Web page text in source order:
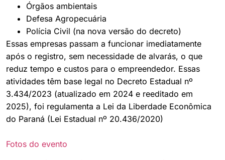
Órgãos ambientais
Defesa Agropecuária
Polícia Civil (na nova versão do decreto)
Essas empresas passam a funcionar imediatamente
após o registro, sem necessidade de alvarás, o que
reduz tempo e custos para o empreendedor. Essas
atividades têm base legal no Decreto Estadual nº
3.434/2023 (atualizado em 2024 e reeditado em
2025), foi regulamenta a Lei da Liberdade Econômica
do Paraná (Lei Estadual nº 20.436/2020)
Fotos do evento